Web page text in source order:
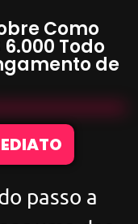
Como
6.000 Todo
de
passo a